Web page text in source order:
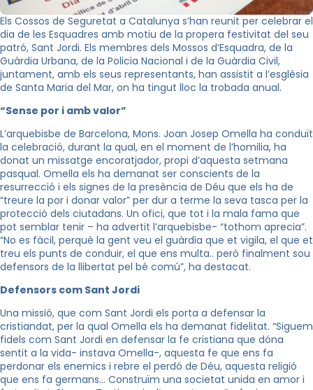
Els Cossos de Seguretat a Catalunya s’han reunit per celebrar el
dia de les Esquadres amb motiu de la propera festivitat del seu
patró, Sant Jordi. Els membres dels Mossos d’Esquadra, de la
Guàrdia Urbana, de la Policia Nacional i de la Guàrdia Civil,
juntament, amb els seus representants, han assistit a l’església
de Santa Maria del Mar, on ha tingut lloc la trobada anual.
“Sense por i amb valor”
L’arquebisbe de Barcelona, Mons. Joan Josep Omella ha conduït
la celebració, durant la qual, en el moment de l’homilia, ha
donat un missatge encoratjador, propi d’aquesta setmana
pasqual. Omella els ha demanat ser conscients de la
resurrecció i els signes de la presència de Déu que els ha de
“treure la por i donar valor” per dur a terme la seva tasca per la
protecció dels ciutadans. Un ofici, que tot i la mala fama que
pot semblar tenir – ha advertit l’arquebisbe- “tothom aprecia”.
“No es fàcil, perquè la gent veu el guàrdia que et vigila, el que et
treu els punts de conduir, el que ens multa.. però finalment sou
defensors de la llibertat pel bé comú”, ha destacat.
Defensors com Sant Jordi
Una missió, que com Sant Jordi els porta a defensar la
cristiandat, per la qual Omella els ha demanat fidelitat. “Siguem
fidels com Sant Jordi en defensar la fe cristiana que dóna
sentit a la vida- instava Omella-, aquesta fe que ens fa
perdonar els enemics i rebre el perdó de Déu, aquesta religió
que ens fa germans… Construïm una societat unida en amor i